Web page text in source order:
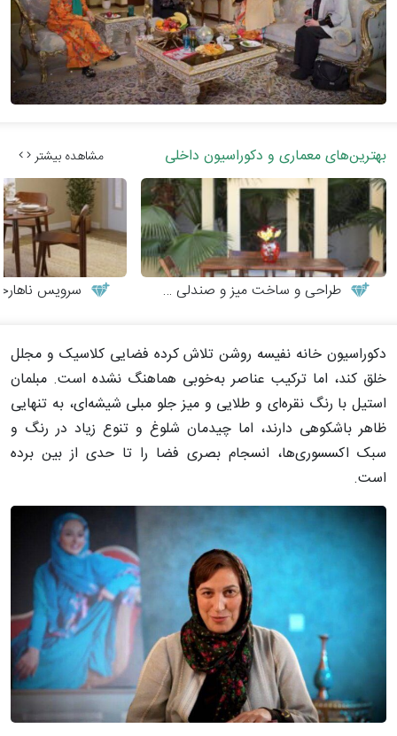
بهترین‌های معماری و دکوراسیون داخلی مشاهده بیشتر
طراحی و ساخت میز و صندلی چوبی سرویس
دکوراسیون خانه نفیسه روشن تلاش کرده فضایی کلاسیک و مجلل
خلق کند، اما ترکیب عناصر به‌خوبی هماهنگ نشده است. مبلمان
استیل با رنگ نقره‌ای و طلایی و میز جلو مبلی شیشه‌ای، به تنهایی
ظاهر باشکوهی دارند، اما چیدمان شلوغ و تنوع زیاد در رنگ و
سبک اکسسوری‌ها، انسجام بصری فضا را تا حدی از بین برده
است.